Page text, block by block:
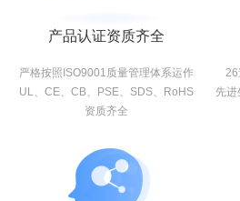
产品认证资质齐全
严格按照ISO9001质量管理体系运作
UL、CE、CB、PSE、SDS、RoHS
资质齐全
26
先